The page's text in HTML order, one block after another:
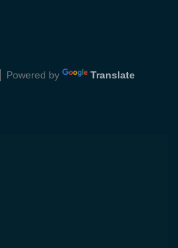
Powered by Translate